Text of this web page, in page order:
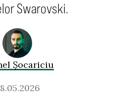
Swarovski.
Șocariciu